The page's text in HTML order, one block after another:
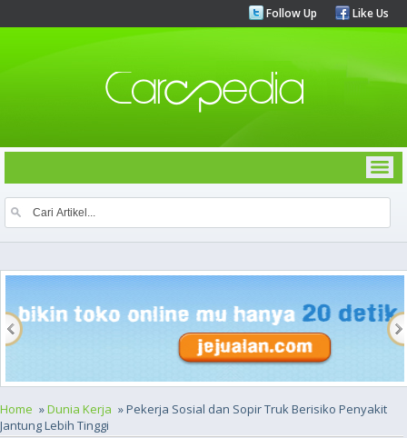
Follow Up Like Us
Home »Dunia Kerja » Pekerja Sosial dan Sopir Truk Berisiko Penyakit
Jantung Lebih Tinggi